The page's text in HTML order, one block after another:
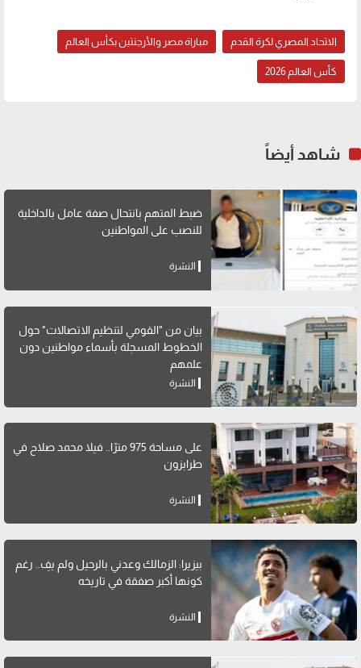
الاتحاد المصري لكرة القدم مباراة مصر والأرجنتين بكأس العالم
كأس العالم 2026
شاهد أيضاً
ضبط المتهم بانتحال صفة عامل بالداخلية
للنصب على المواطنين
النشرة
بيان من "القومي لتنظيم الاتصالات" حول
الخطوط المسجلة بأسماء مواطنين دون
علمهم
النشرة
على مساحة 975 مترًا.. فيلا محمد صلاح في
طرابزون
النشرة
بيزيرا: الزمالك وعدني بالرحيل ولم يفِ.. رغم
كونها أكبر صفقة في تاريخه
النشرة